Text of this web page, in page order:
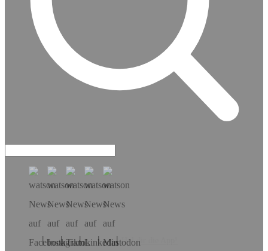
Hol dir die App!